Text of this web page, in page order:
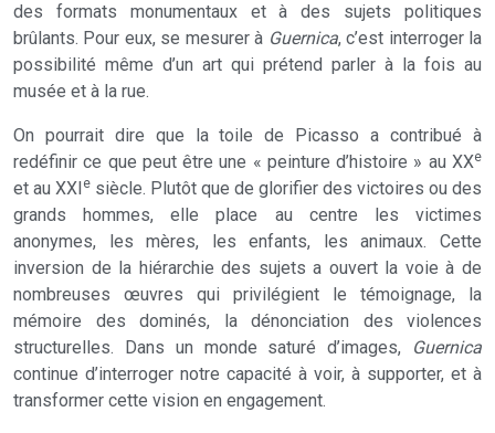
des formats monumentaux et à des sujets politiques
brûlants. Pour eux, se mesurer à Guernica, c’est interroger la
possibilité même d’un art qui prétend parler à la fois au
musée et à la rue.
On pourrait dire que la toile de Picasso a contribué à
redéfinir ce que peut être une « peinture d’histoire » au XXe
et au XXIe siècle. Plutôt que de glorifier des victoires ou des
grands hommes, elle place au centre les victimes
anonymes, les mères, les enfants, les animaux. Cette
inversion de la hiérarchie des sujets a ouvert la voie à de
nombreuses œuvres qui privilégient le témoignage, la
mémoire des dominés, la dénonciation des violences
structurelles. Dans un monde saturé d’images,
Guernica
continue d’interroger notre capacité à voir, à supporter, et à
transformer cette vision en engagement.